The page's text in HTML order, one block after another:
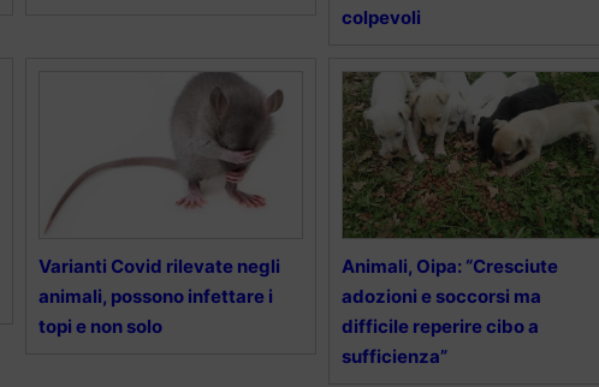
colpevoli
Varianti Covid rilevate negli
animali, possono infettare i
topi e non solo
Animali, Oipa: “Cresciute
adozioni e soccorsi ma
difficile reperire cibo a
sufficienza”